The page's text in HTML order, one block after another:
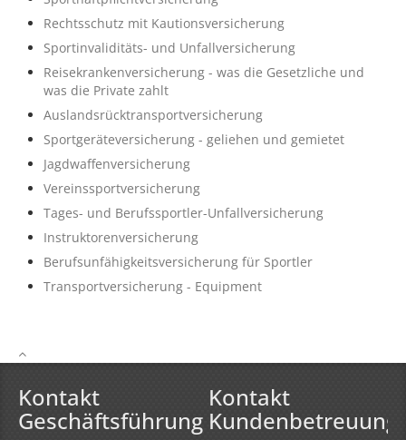
Rechtsschutz mit Kautionsversicherung
Sportinvaliditäts- und Unfallversicherung
Reisekrankenversicherung - was die Gesetzliche und
was die Private zahlt
Auslandsrücktransportversicherung
Sportgeräteversicherung - geliehen und gemietet
Jagdwaffenversicherung
Vereinssportversicherung
Tages- und Berufssportler-Unfallversicherung
Instruktorenversicherung
Berufsunfähigkeitsversicherung für Sportler
Transportversicherung - Equipment
Kontakt
Geschäftsführung
Kontakt
Kundenbetreuung